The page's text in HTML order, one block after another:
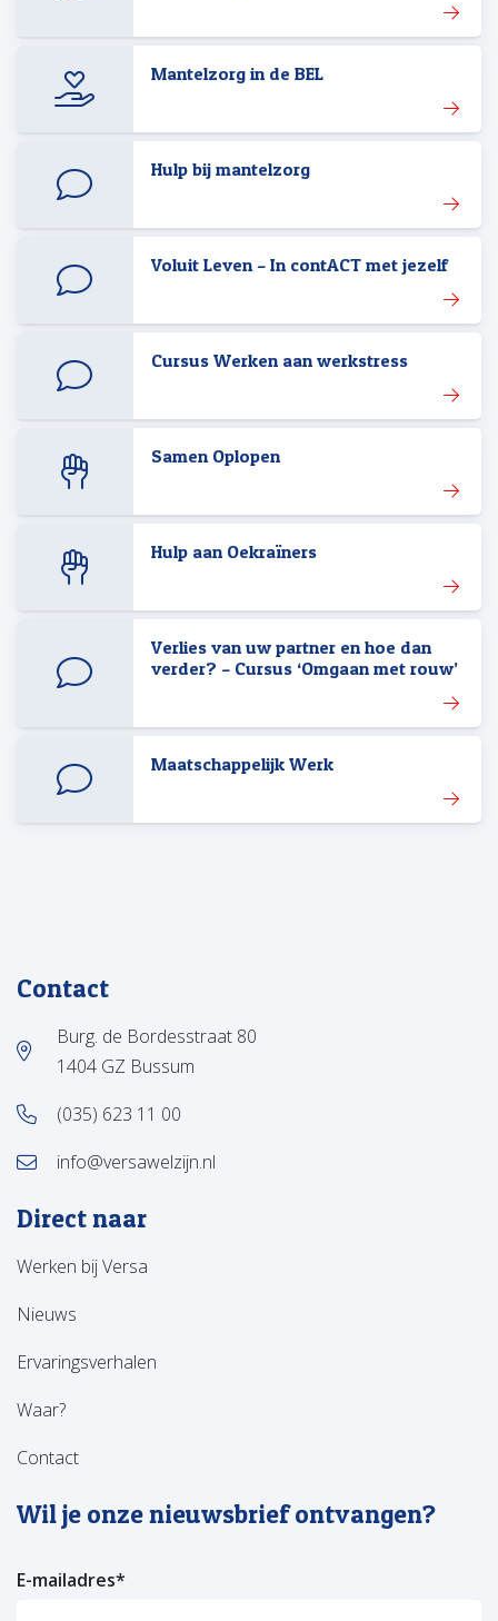
Mantelzorg in de BEL
Hulp bij mantelzorg
Voluit Leven – In contACT met jezelf
Cursus Werken aan werkstress
Samen Oplopen
Hulp aan Oekraïners
Verlies van uw partner en hoe dan
verder? – Cursus ‘Omgaan met rouw’
Maatschappelijk Werk
Contact
Burg. de Bordesstraat 80
1404 GZ Bussum
(035) 623 11 00
info@versawelzijn.nl
Direct naar
Werken bij Versa
Nieuws
Ervaringsverhalen
Waar?
Contact
Wil je onze nieuwsbrief ontvangen?
E-mailadres*